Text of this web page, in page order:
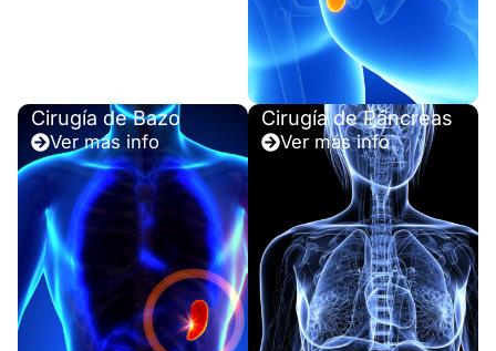
Cirugía de Bazo
Ver más info
Cirugía de Páncreas
Ver más info